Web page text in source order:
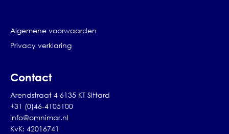
Algemene voorwaarden
Privacy verklaring
Contact
Arendstraat 4 6135 KT Sittard
+31 (0)46-4105100
info@omnimar.nl
KvK: 42016741